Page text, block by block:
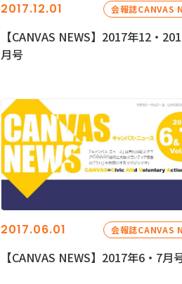
2017.12.01 会報誌CANVAS
【CANVAS NEWS】2017年12・
月号
2017.06.01 会報誌CANVAS
【CANVAS NEWS】2017年6・7月